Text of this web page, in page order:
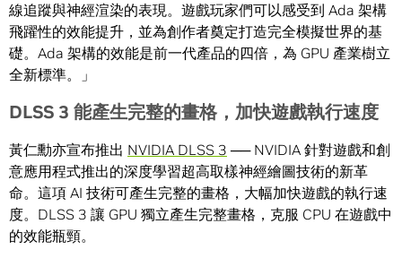
線追蹤與神經渲染的表現。遊戲玩家們可以感受到 Ada 架構
飛躍性的效能提升，並為創作者奠定打造完全模擬世界的基
礎。Ada 架構的效能是前一代產品的四倍，為 GPU 產業樹立
全新標準。」
DLSS 3 能產生完整的畫格，加快遊戲執行速度
黃仁勳亦宣布推出 NVIDIA DLSS 3 ── NVIDIA 針對遊戲和創
意應用程式推出的深度學習超高取樣神經繪圖技術的新革
命。這項 AI 技術可產生完整的畫格，大幅加快遊戲的執行速
度。DLSS 3 讓 GPU 獨立產生完整畫格，克服 CPU 在遊戲中
的效能瓶頸。